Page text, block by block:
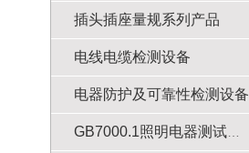
插头插座量规系列产品
电线电缆检测设备
电器防护及可靠性检测设备